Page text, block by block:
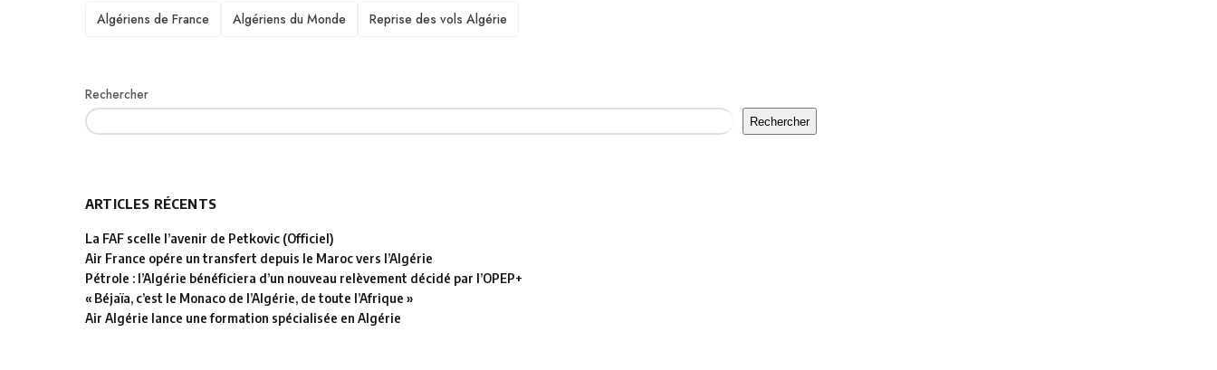
TAGS
Algériens de France Algériens du Monde Reprise des vols Algérie
Rechercher
Rechercher
ARTICLES RÉCENTS
La FAF scelle l’avenir de Petkovic (Officiel)
Air France opére un transfert depuis le Maroc vers l’Algérie
Pétrole : l’Algérie bénéficiera d’un nouveau relèvement décidé par l’OPEP+
« Béjaïa, c’est le Monaco de l’Algérie, de toute l’Afrique »
Air Algérie lance une formation spécialisée en Algérie